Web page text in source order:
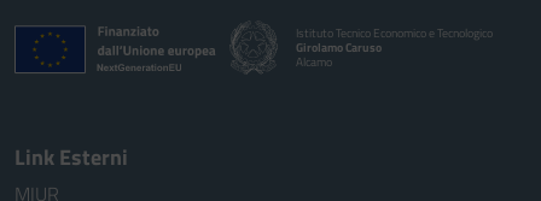
Istituto Tecnico Economico e Tecnologico
Girolamo Caruso
Alcamo
Link Esterni
MIUR